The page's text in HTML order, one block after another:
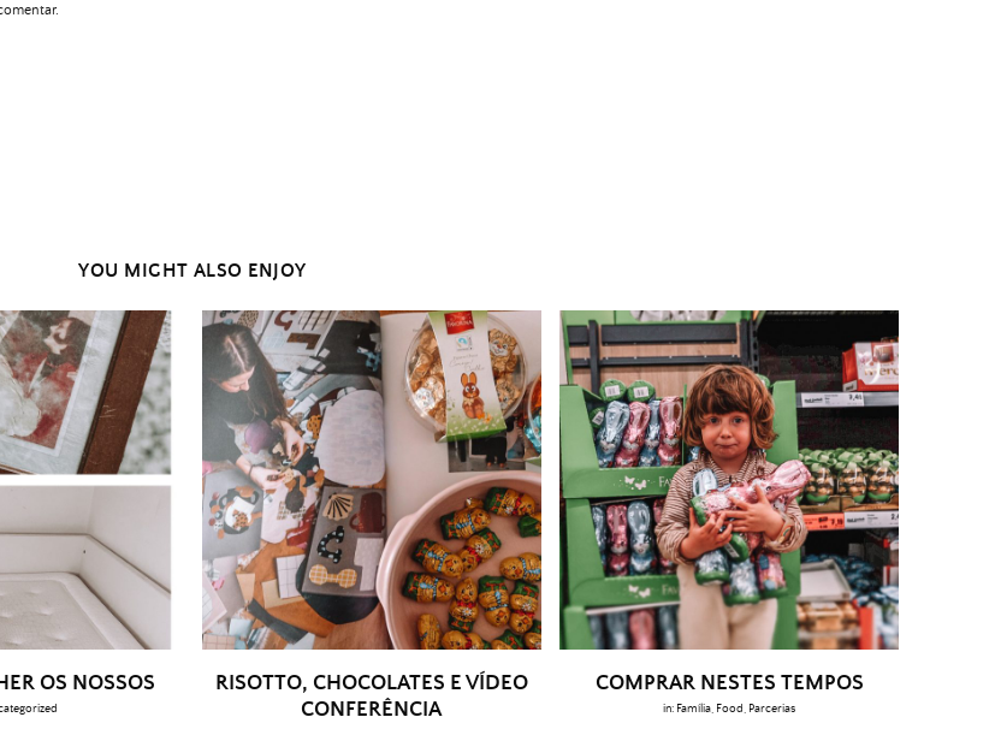
YOU MIGHT ALSO ENJOY
OS NOSSOS
RISOTTO, CHOCOLATES E VÍDEO
CONFERÊNCIA
COMPRAR NESTES TEMPOS
in: Família Food Parcerias